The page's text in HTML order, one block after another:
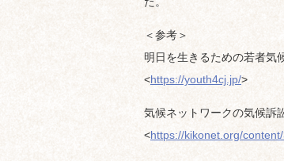
＜参考＞
明日を生きるための若者気
<https://youth4cj.jp/>
気候ネットワークの気候訴
<https://kikonet.org/